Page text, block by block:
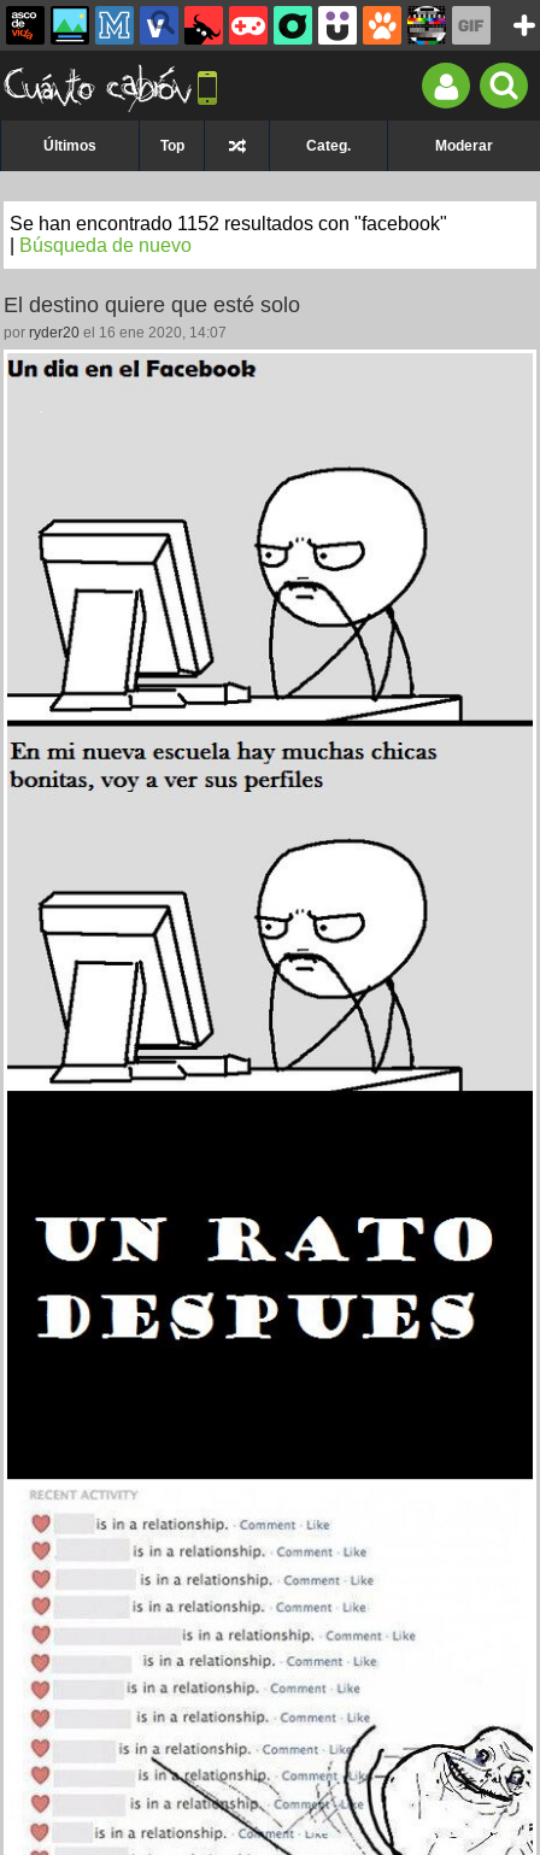
Últimos Top Categ. Moderar
Se han encontrado 1152 resultados con "facebook"
Búsqueda de nuevo
El destino quiere que esté solo
por ryder20 el 16 ene 2020, 14:07